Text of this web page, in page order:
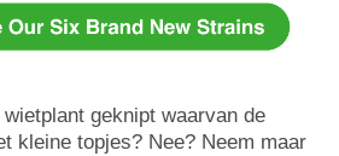
geknipt waarvan de
kleine topjes? Nee? Neem maar